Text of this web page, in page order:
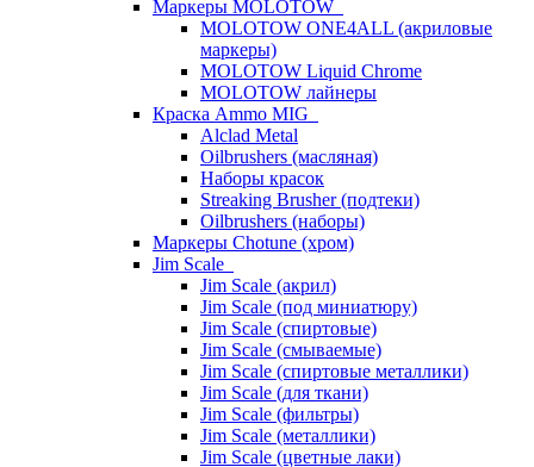
Маркеры MOLOTOW
MOLOTOW ONE4ALL (акриловые
маркеры)
MOLOTOW Liquid Chrome
MOLOTOW лайнеры
Краска Ammo MIG
Alclad Metal
Oilbrushers (масляная)
Наборы красок
Streaking Brusher (подтеки)
Oilbrushers (наборы)
Маркеры Chotune (хром)
Jim Scale
Jim Scale (акрил)
Jim Scale (под миниатюру)
Jim Scale (спиртовые)
Jim Scale (смываемые)
Jim Scale (спиртовые металлики)
Jim Scale (для ткани)
Jim Scale (фильтры)
Jim Scale (металлики)
Jim Scale (цветные лаки)